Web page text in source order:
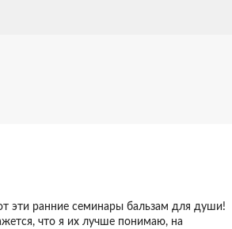
эти ранние семинары бальзам для души!
что я их лучше понимаю, на